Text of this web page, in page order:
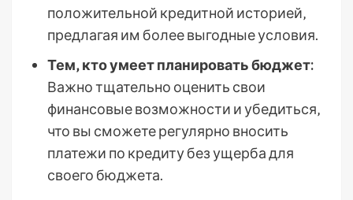
положительной кредитной историей‚
предлагая им более выгодные условия.
Тем‚ кто умеет планировать бюджет:
Важно тщательно оценить свои
финансовые возможности и убедиться‚
что вы сможете регулярно вносить
платежи по кредиту без ущерба для
своего бюджета.